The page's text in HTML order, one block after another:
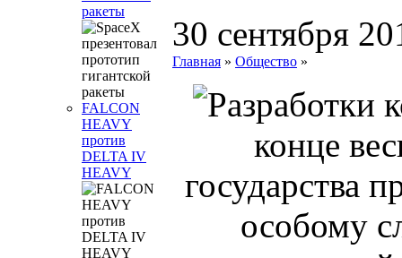
ракеты
FALCON
HEAVY
против
DELTA IV
HEAVY
30 сентября
Главная » Общество »
конце
государства
особому